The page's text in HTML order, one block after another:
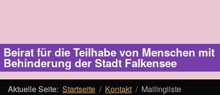
Beirat für die Teilhabe von Menschen mit
Behinderung der Stadt Falkensee
Aktuelle Seite: Startseite Kontakt Mailingliste